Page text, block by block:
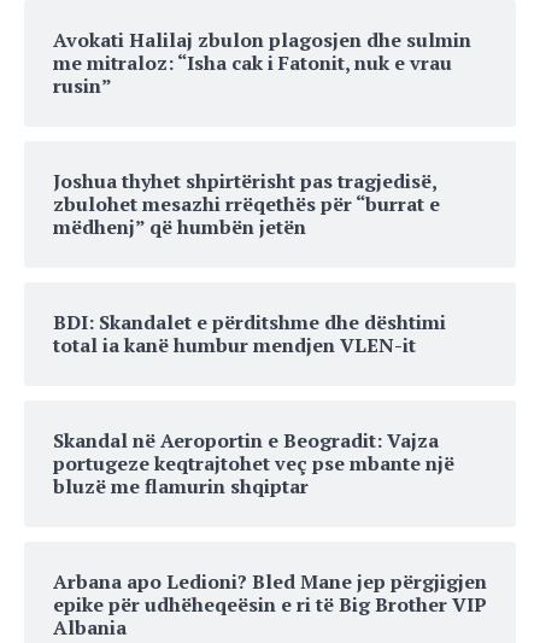
Avokati Halilaj zbulon plagosjen dhe sulmin
me mitraloz: “Isha cak i Fatonit, nuk e vrau
rusin”
Joshua thyhet shpirtërisht pas tragjedisë,
zbulohet mesazhi rrëqethës për “burrat e
mëdhenj” që humbën jetën
BDI: Skandalet e përditshme dhe dështimi
total ia kanë humbur mendjen VLEN-it
Skandal në Aeroportin e Beogradit: Vajza
portugeze keqtrajtohet veç pse mbante një
bluzë me flamurin shqiptar
Arbana apo Ledioni? Bled Mane jep përgjigjen
epike për udhëheqeësin e ri të Big Brother VIP
Albania